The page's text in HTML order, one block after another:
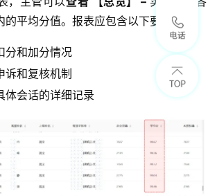
的平均分值。报表应包含以下要素：
分和加分情况
诉和复核机制
体会话的详细记录